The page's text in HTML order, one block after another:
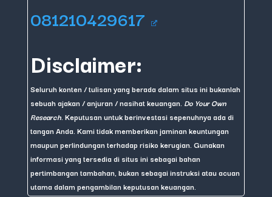
081210429617
Disclaimer:
Seluruh konten / tulisan yang berada dalam situs ini bukanlah
sebuah ajakan / anjuran / nasihat keuangan. Do Your Own
Research . Keputusan untuk berinvestasi sepenuhnya ada di
tangan Anda. Kami tidak memberikan jaminan keuntungan
maupun perlindungan terhadap risiko kerugian. Gunakan
informasi yang tersedia di situs ini sebagai bahan
pertimbangan tambahan, bukan sebagai instruksi atau acuan
utama dalam pengambilan keputusan keuangan.